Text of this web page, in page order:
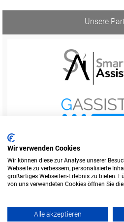
Unsere
Startseite Foren-Übersicht
Legende
Werbung
Wir verwenden Cookies
Wir können diese zur Analyse unserer
Webseite zu verbessern, personalisierte
großartiges Webseiten-Erlebnis zu bieten.
von uns verwendeten Cookies öffnen Sie
Alle akzeptieren